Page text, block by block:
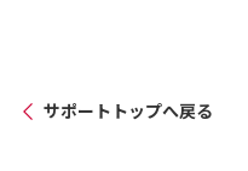
サポートトップへ戻る